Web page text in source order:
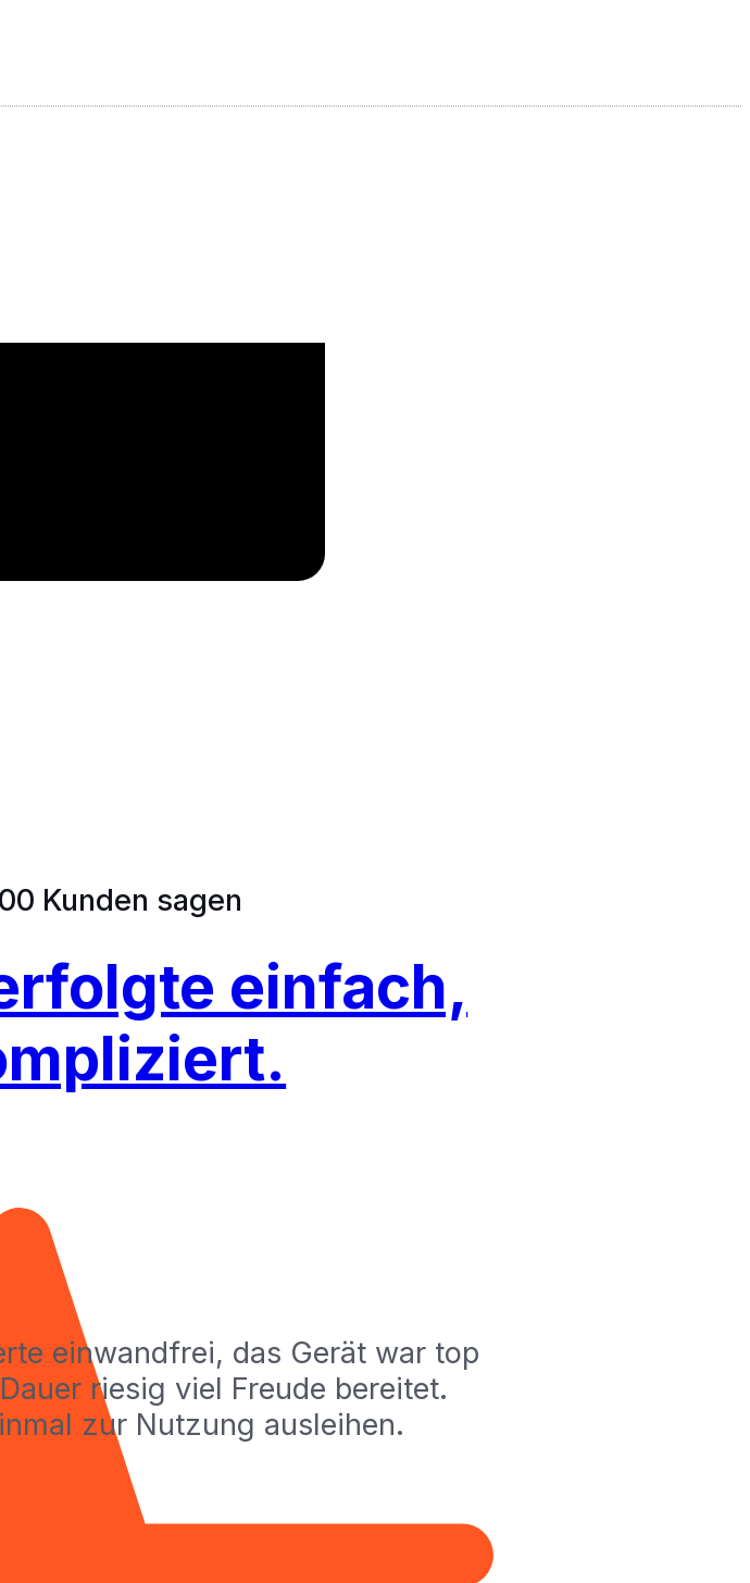
Kunden sagen
einfach,
einwandfrei, das Gerät war top
riesig viel Freude bereitet.
zur Nutzung ausleihen.